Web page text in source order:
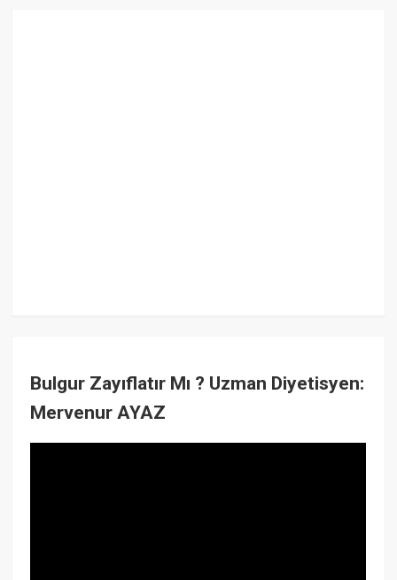
Bulgur Zayıflatır Mı ? Uzman Diyetisyen:
Mervenur AYAZ